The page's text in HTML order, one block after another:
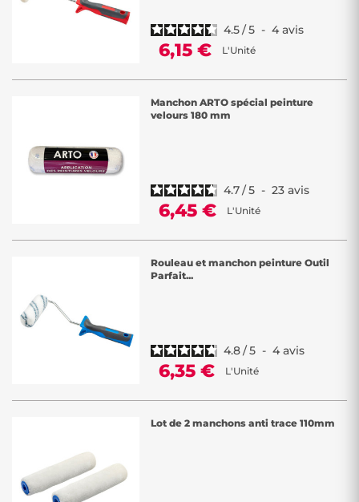
4.5/5 - 4 avis
6,15 € L'Unité
Manchon ARTO spécial peinture
velours 180 mm
4.7/5 - 23 avis
6,45 € L'Unité
Rouleau et manchon peinture Outil
Parfait...
4.8/5 - 4 avis
6,35 € L'Unité
Lot de 2 manchons anti trace 110mm